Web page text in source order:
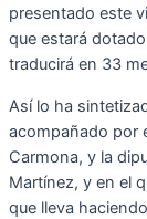
presentado este
que estará
traducirá en 33
Así lo ha
acompañado por
Carmona, y la
Martínez, y en el
que lleva